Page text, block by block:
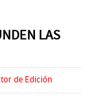
LAS
de Edición